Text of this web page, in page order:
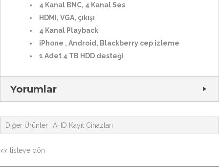
4 Kanal BNC, 4 Kanal Ses
HDMI, VGA, çıkışı
4 Kanal Playback
iPhone , Android, Blackberry cep izleme
1 Adet 4 TB HDD desteği
Yorumlar
Diğer Ürünler AHD Kayıt Cihazları
<< listeye dön